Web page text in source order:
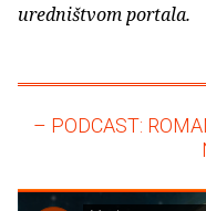
uredništvom portala.
– PODCAST: